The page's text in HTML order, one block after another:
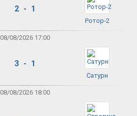
2 - 1
Ротор-2
08/08/2026 17:00
3 - 1
Сатурн
08/08/2026 18:00